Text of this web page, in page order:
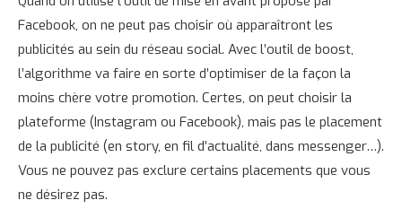
Facebook, on ne peut pas choisir où apparaîtront les
publicités au sein du réseau social. Avec l’outil de boost,
l’algorithme va faire en sorte d’optimiser de la façon la
moins chère votre promotion. Certes, on peut choisir la
plateforme (Instagram ou Facebook), mais pas le placement
de la publicité (en story, en fil d’actualité, dans messenger…).
Vous ne pouvez pas exclure certains placements que vous
ne désirez pas.